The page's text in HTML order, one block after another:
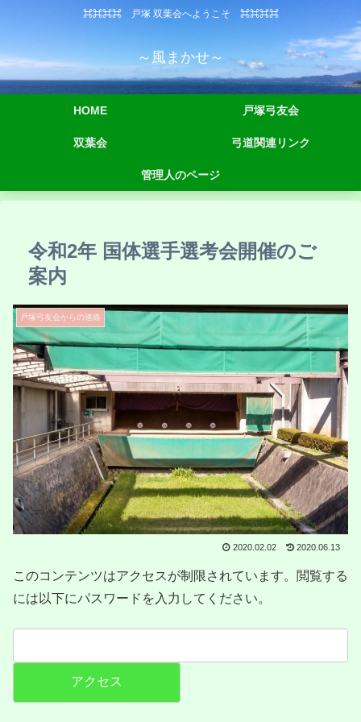
⌘⌘⌘⌘ 戸塚 双葉会へようこそ ⌘⌘⌘⌘
～風まかせ～
HOME 戸塚弓友会
双葉会 弓道関連リンク
管理人のページ
令和2年 国体選手選考会開催のご
案内
戸塚弓友会からの連絡
2020.02.02 2020.06.13
このコンテンツはアクセスが制限されています。閲覧する
には以下にパスワードを入力してください。